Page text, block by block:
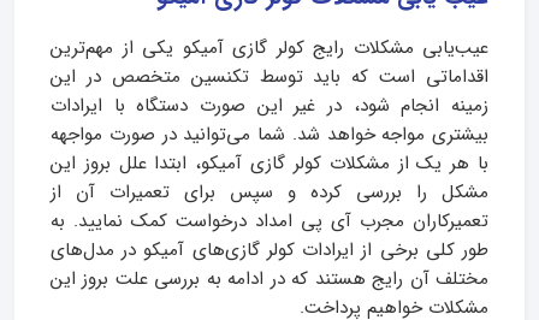
عیب‌یابی مشکلات رایج کولر گازی آمیکو یکی از مهم‌ترین
اقداماتی است که باید توسط تکنسین متخصص در این
زمینه انجام شود، در غیر این صورت دستگاه با ایرادات
بیشتری مواجه خواهد شد. شما می‌توانید در صورت مواجهه
با هر یک از مشکلات کولر گازی آمیکو، ابتدا علل بروز این
مشکل را بررسی کرده و سپس برای تعمیرات آن از
تعمیرکاران مجرب آی پی امداد درخواست کمک نمایید. به
طور کلی برخی از ایرادات کولر گازی‌های آمیکو در مدل‌های
مختلف آن رایج هستند که در ادامه به بررسی علت بروز این
مشکلات خواهیم پرداخت.